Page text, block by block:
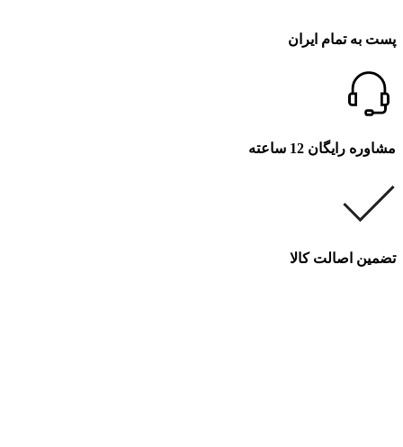
پست به تمام ایران
مشاوره رایگان 12 ساعته
تضمین اصالت کالا